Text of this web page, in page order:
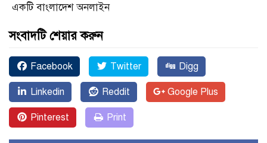
একটি বাংলাদেশ অনলাইন
সংবাদটি শেয়ার করুন
Facebook Twitter Digg
Linkedin Reddit Google Plus
Pinterest Print